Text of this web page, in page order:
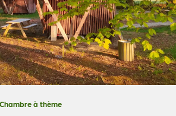
Chambre à thème